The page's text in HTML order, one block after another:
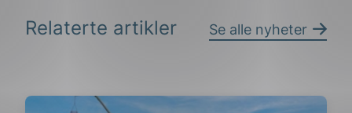
Relaterte artikler Se alle nyheter